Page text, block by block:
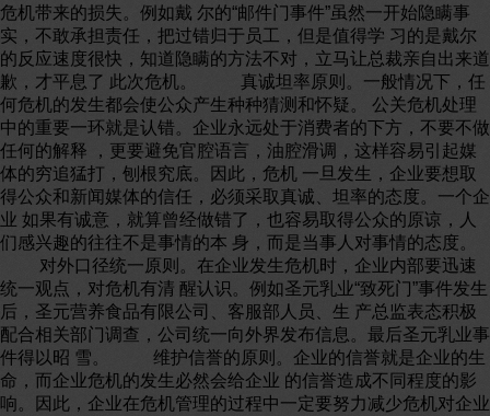
危机带来的损失。例如戴 尔的“邮件门事件”虽然一开始隐瞒事
实，不敢承担责任，把过错归于员工，但是值得学 习的是戴尔
的反应速度很快，知道隐瞒的方法不对，立马让总裁亲自出来道
歉，才平息了 此次危机。 真诚坦率原则。一般情况下，任
何危机的发生都会使公众产生种种猜测和怀疑。 公关危机处理
中的重要一环就是认错。企业永远处于消费者的下方，不要不做
任何的解释 ，更要避免官腔语言，油腔滑调，这样容易引起媒
体的穷追猛打，刨根究底。因此，危机 一旦发生，企业要想取
得公众和新闻媒体的信任，必须采取真诚、坦率的态度。一个企
业 如果有诚意，就算曾经做错了，也容易取得公众的原谅，人
们感兴趣的往往不是事情的本 身，而是当事人对事情的态度。
对外口径统一原则。在企业发生危机时，企业内部要迅速
统一观点，对危机有清 醒认识。例如圣元乳业“致死门”事件发生
后，圣元营养食品有限公司、客服部人员、生 产总监表态积极
配合相关部门调查，公司统一向外界发布信息。最后圣元乳业事
件得以昭 雪。 维护信誉的原则。企业的信誉就是企业的生
命，而企业危机的发生必然会给企业 的信誉造成不同程度的影
响。因此，企业在危机管理的过程中一定要努力减少危机对企业